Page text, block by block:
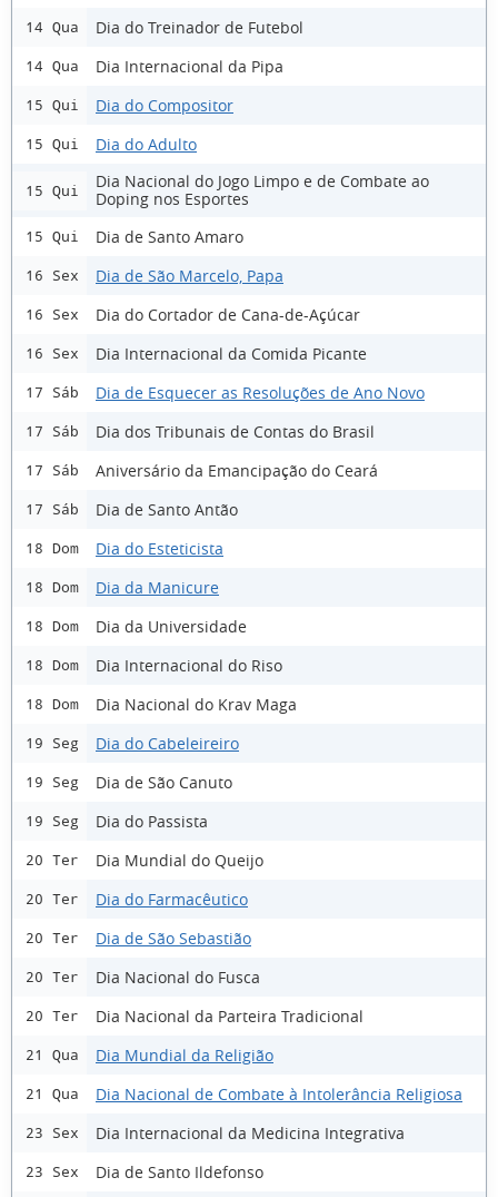
14 Qua Dia do Treinador de Futebol
14 Qua Dia Internacional da Pipa
15 Qui Dia do Compositor
15 Qui Dia do Adulto
15 Qui
Dia Nacional do Jogo Limpo e de Combate ao
Doping nos Esportes
15 Qui Dia de Santo Amaro
16 Sex Dia de São Marcelo, Papa
16 Sex Dia do Cortador de Cana-de-Açúcar
16 Sex Dia Internacional da Comida Picante
17 Sáb Dia de Esquecer as Resoluções de Ano Novo
17 Sáb Dia dos Tribunais de Contas do Brasil
17 Sáb Aniversário da Emancipação do Ceará
17 Sáb Dia de Santo Antão
18 Dom Dia do Esteticista
18 Dom Dia da Manicure
18 Dom Dia da Universidade
18 Dom Dia Internacional do Riso
18 Dom Dia Nacional do Krav Maga
19 Seg Dia do Cabeleireiro
19 Seg Dia de São Canuto
19 Seg Dia do Passista
20 Ter Dia Mundial do Queijo
20 Ter Dia do Farmacêutico
20 Ter Dia de São Sebastião
20 Ter Dia Nacional do Fusca
20 Ter Dia Nacional da Parteira Tradicional
21 Qua Dia Mundial da Religião
21 Qua Dia Nacional de Combate à Intolerância Religiosa
23 Sex Dia Internacional da Medicina Integrativa
23 Sex Dia de Santo Ildefonso